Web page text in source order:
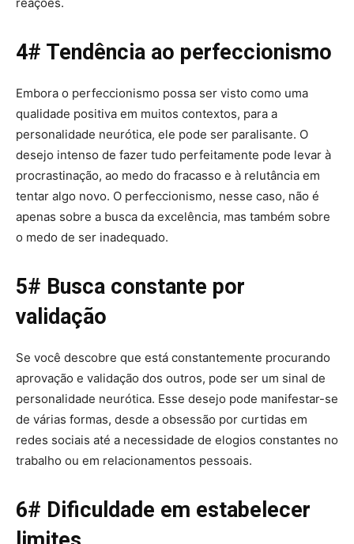
4# Tendência ao perfeccionismo
Embora o perfeccionismo possa ser visto como uma
qualidade positiva em muitos contextos, para a
personalidade neurótica, ele pode ser paralisante. O
desejo intenso de fazer tudo perfeitamente pode levar à
procrastinação, ao medo do fracasso e à relutância em
tentar algo novo. O perfeccionismo, nesse caso, não é
apenas sobre a busca da excelência, mas também sobre
o medo de ser inadequado.
5# Busca constante por
validação
Se você descobre que está constantemente procurando
aprovação e validação dos outros, pode ser um sinal de
personalidade neurótica. Esse desejo pode manifestar-se
de várias formas, desde a obsessão por curtidas em
redes sociais até a necessidade de elogios constantes no
trabalho ou em relacionamentos pessoais.
6# Dificuldade em estabelecer